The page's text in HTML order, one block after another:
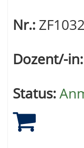
Nr.:
Dozent/-in:
Status: